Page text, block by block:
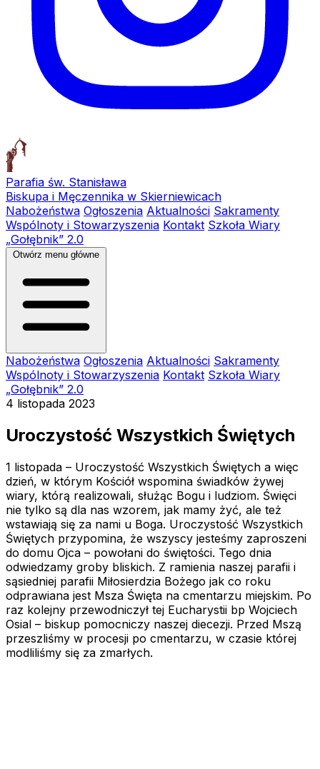
Parafia św. Stanisława
Biskupa i Męczennika w Skierniewicach
Nabożeństwa Ogłoszenia Aktualności Sakramenty
Wspólnoty i Stowarzyszenia Kontakt Szkoła Wiary
„Gołębnik” 2.0
Otwórz menu główne
Nabożeństwa Ogłoszenia Aktualności Sakramenty
Wspólnoty i Stowarzyszenia Kontakt Szkoła Wiary
„Gołębnik” 2.0
4 listopada 2023
Uroczystość Wszystkich Świętych
1 listopada – Uroczystość Wszystkich Świętych a więc
dzień, w którym Kościół wspomina świadków żywej
wiary, którą realizowali, służąc Bogu i ludziom. Święci
nie tylko są dla nas wzorem, jak mamy żyć, ale też
wstawiają się za nami u Boga. Uroczystość Wszystkich
Świętych przypomina, że wszyscy jesteśmy zaproszeni
do domu Ojca – powołani do świętości. Tego dnia
odwiedzamy groby bliskich. Z ramienia naszej parafii i
sąsiedniej parafii Miłosierdzia Bożego jak co roku
odprawiana jest Msza Święta na cmentarzu miejskim. Po
raz kolejny przewodniczył tej Eucharystii bp Wojciech
Osial – biskup pomocniczy naszej diecezji. Przed Mszą
przeszliśmy w procesji po cmentarzu, w czasie której
modliliśmy się za zmarłych.